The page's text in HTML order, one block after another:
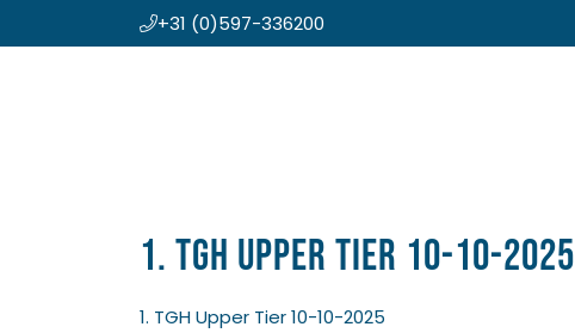
+31 (0)597-336200
1. TGH Upper Tier 10-10-2025
1. TGH Upper Tier 10-10-2025